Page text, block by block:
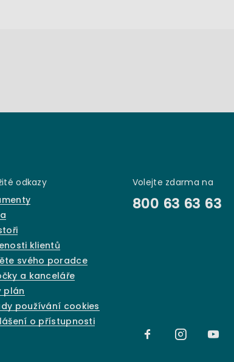
odkazy
klientů
svého poradce
a kanceláře
plán
používání cookies
o přístupnosti
Volejte zdarma na
800 63 63 63